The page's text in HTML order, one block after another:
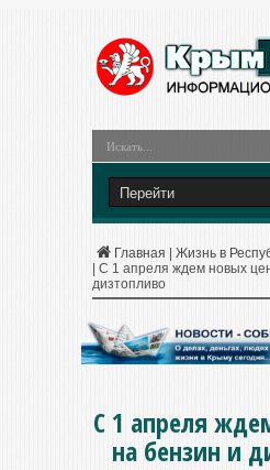
Главная Жизнь в
С 1 апреля ждем новых
дизтопливо
С 1 апреля
на бензин и